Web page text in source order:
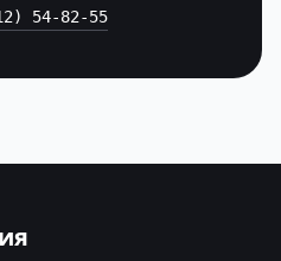
54-82-55